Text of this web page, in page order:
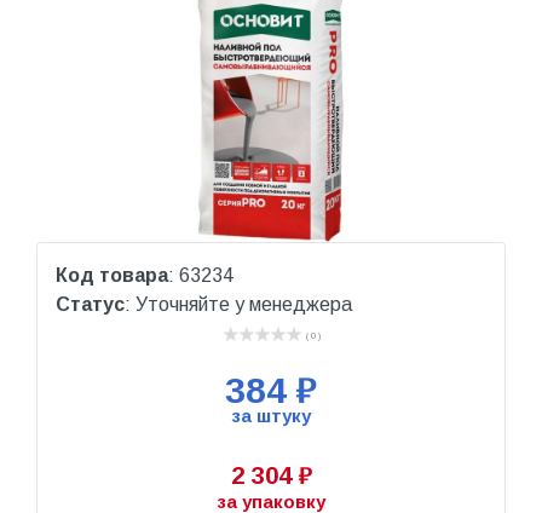
Код товара: 63234
Статус: Уточняйте у менеджера
( 0 )
384 ₽
за штуку
2 304 ₽
за упаковку